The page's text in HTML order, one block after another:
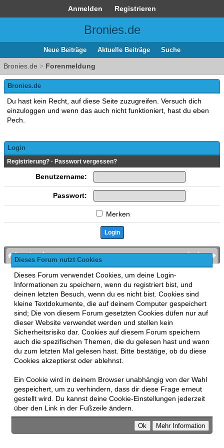
Anmelden Registrieren
Bronies.de
Neue Beiträge Aktuelle Beiträge Suche
Bronies.de > Forenmeldung
Dieses Forum nutzt Cookies
Dieses Forum verwendet Cookies, um deine Login-
Informationen zu speichern, wenn du registriert bist, und
deinen letzten Besuch, wenn du es nicht bist. Cookies sind
kleine Textdokumente, die auf deinem Computer gespeichert
sind; Die von diesem Forum gesetzten Cookies düfen nur auf
dieser Website verwendet werden und stellen kein
Sicherheitsrisiko dar. Cookies auf diesem Forum speichern
auch die spezifischen Themen, die du gelesen hast und wann
du zum letzten Mal gelesen hast. Bitte bestätige, ob du diese
Cookies akzeptierst oder ablehnst.
Ein Cookie wird in deinem Browser unabhängig von der Wahl
gespeichert, um zu verhindern, dass dir diese Frage erneut
gestellt wird. Du kannst deine Cookie-Einstellungen jederzeit
über den Link in der Fußzeile ändern.
Bronies.de
Du hast kein Recht, auf diese Seite zuzugreifen. Versuch dich
einzuloggen und wenn das auch nicht funktioniert, hast du eben
Pech.
Login
Registrierung? · Passwort vergessen?
Benutzername:
Passwort:
Merken
nach oben
bronies.de
MyBB , mobile Fassung: MyBB GoMobile
Zur Desktop-Version wechseln
This forum usesLukasz TkaczMyBB addons.